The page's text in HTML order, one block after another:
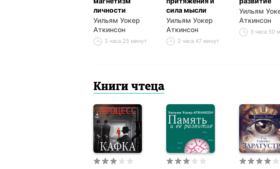
личности
Уильям Уокер
Аткинсон
3 часа 25 минут
сила мысли
Уильям Уокер
Аткинсон
2 часа 47 минут
Уильям
Аткинсон
3 часа 50
Книги чтеца